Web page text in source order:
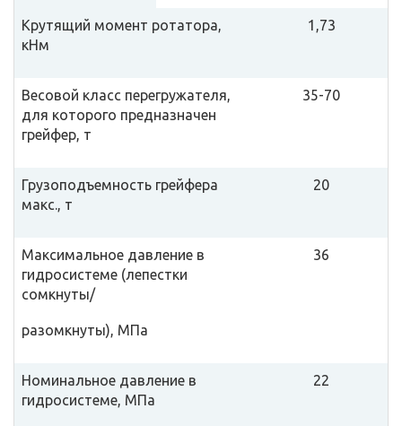
Крутящий момент ротатора,
кНм
1,73
Весовой класс перегружателя,
для которого предназначен
грейфер, т
35-70
Грузоподъемность грейфера
макс., т
20
Максимальное давление в
гидросистеме (лепестки
сомкнуты/
разомкнуты), МПа
36
Номинальное давление в
гидросистеме, МПа
22